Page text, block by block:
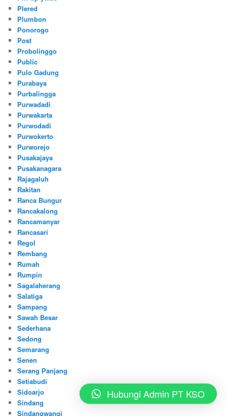
Plered
Plumbon
Ponorogo
Post
Probolinggo
Public
Pulo Gadung
Purabaya
Purbalingga
Purwadadi
Purwakarta
Purwodadi
Purwokerto
Purworejo
Pusakajaya
Pusakanagara
Rajagaluh
Rakitan
Ranca Bungur
Rancakalong
Rancamanyar
Rancasari
Regol
Rembang
Rumah
Rumpin
Sagalaherang
Salatiga
Sampang
Sawah Besar
Sederhana
Sedong
Semarang
Senen
Serang Panjang
Setiabudi
Sidoarjo
Sindang
Sindangwangi
Hubungi Admin PT KSO